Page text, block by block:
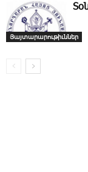
Յայտարարութիւններ